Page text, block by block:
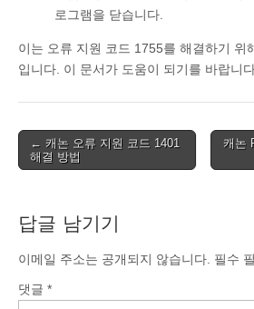
로그램을 닫습니다.
이는 오류 지원 코드 1755를 해결하기 위
입니다. 이 문서가 도움이 되기를 바랍니
Post
navigation
← 캐논 오류 지원 코드 1401
해결 방법
캐논
답글 남기기
이메일 주소는 공개되지 않습니다. 필수
댓글 *